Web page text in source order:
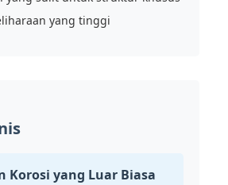
yang tinggi
Korosi yang Luar Biasa